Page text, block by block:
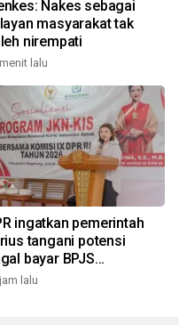
Nakes sebagai
masyarakat tak
nirempati
lalu
ingatkan pemerintah
tangani potensi
bayar BPJS
lalu